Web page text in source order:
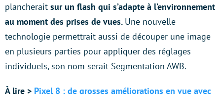
plancherait sur un flash qui s’adapte à l’environnement
au moment des prises de vues. Une nouvelle
technologie permettrait aussi de découper une image
en plusieurs parties pour appliquer des réglages
individuels, son nom serait Segmentation AWB.
À lire > Pixel 8 : de grosses améliorations en vue avec